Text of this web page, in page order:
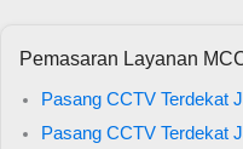
Pemasaran Layanan
Pasang CCTV Terdekat
Pasang CCTV Terdekat